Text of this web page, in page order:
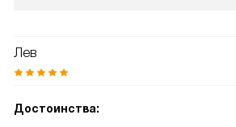
Лев
Достоинства: